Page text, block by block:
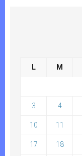
L M
3 4
10 11
17 18